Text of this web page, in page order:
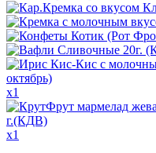
x1
x1